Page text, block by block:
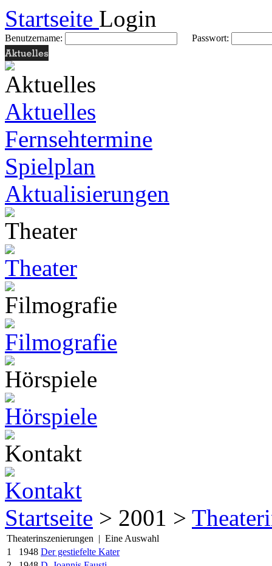
Startseite Login
Benutzername: Passwort:
Aktuelles
Fernsehtermine
Spielplan
Aktualisierungen
Startseite > 2001 >
Theaterinszenierungen | Eine Auswahl
1
1948 Der gestiefelte Kater